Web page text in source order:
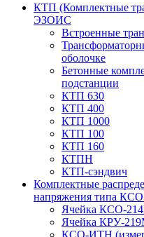
КТП (Комплектные
ЭЗОИС
Встроенные
оболочке
Бетонные
подстанции
КТП 630
КТП 400
КТП 1000
КТП 100
КТП 160
КТПН
КТП-сэндвич
Комплектные
напряжения типа
Ячейка КСО-
Ячейка КРУ-
КСО-ИТН